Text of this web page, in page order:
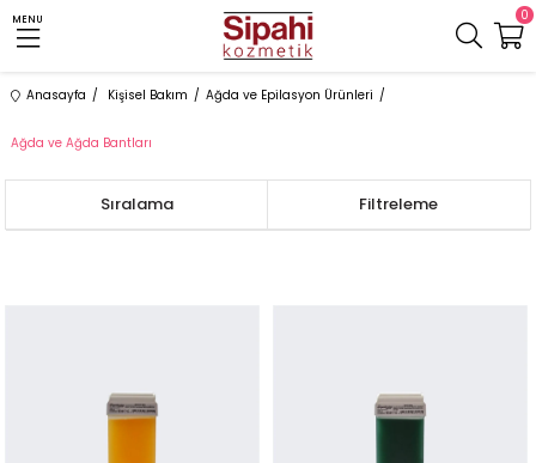
MENU 0
Anasayfa Kişisel Bakım Ağda ve Epilasyon Ürünleri
Ağda ve Ağda Bantları
Filtreleme
Sıralama